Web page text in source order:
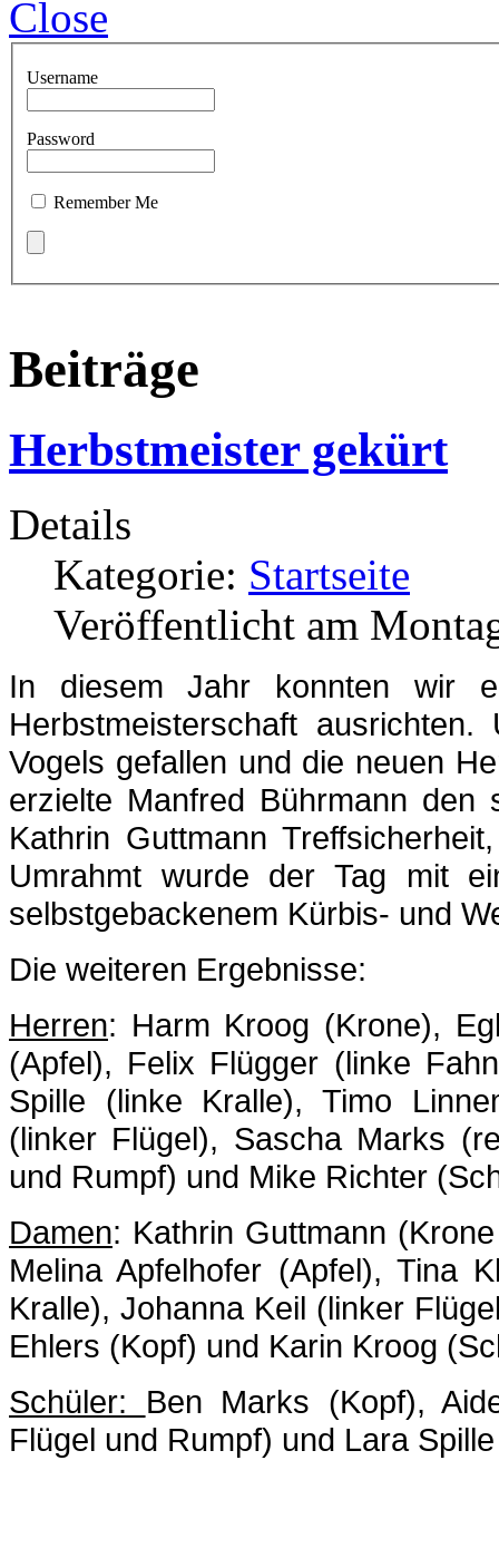
Close
Username
Password
Remember Me
Beiträge
Herbstmeister gekürt
Details
Kategorie: Startseite
Veröffentlicht am
In diesem Jahr konnten wir
Herbstmeisterschaft
Vogels gefallen und die neuen
erzielte Manfred Bührmann den
Kathrin Guttmann
Umrahmt wurde der Tag mit
selbstgebackenem Kürbis- und
Die weiteren Ergebnisse:
Herren: Harm Kroog (Krone),
(Apfel), Felix Flügger (linke
Spille (linke Kralle), Timo
(linker Flügel), Sascha Marks
und Rumpf) und Mike Richter
Damen: Kathrin Guttmann
Melina Apfelhofer (Apfel), Tina
Kralle), Johanna Keil (linker
Ehlers (Kopf) und Karin Kroog
Schüler: Ben Marks (Kopf),
Flügel und Rumpf) und Lara